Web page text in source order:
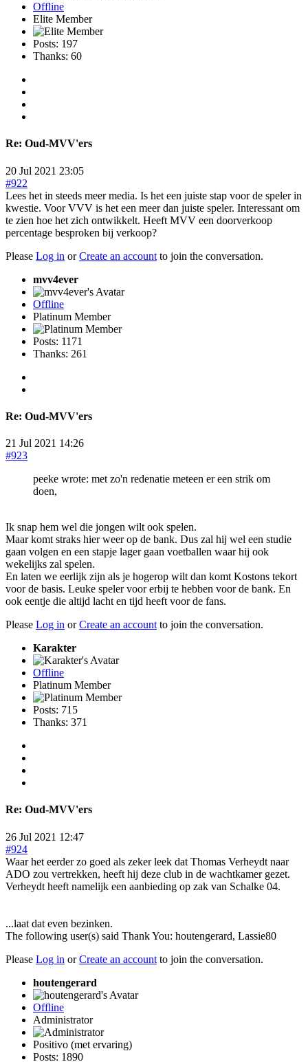
Offline
Elite Member
Posts: 197
Thanks: 60
Re: Oud-MVV'ers
20 Jul 2021 23:05
#922
Lees het in steeds meer media. Is het een juiste stap voor de speler in
kwestie. Voor VVV is het een meer dan juiste speler. Interessant om
te zien hoe het zich ontwikkelt. Heeft MVV een doorverkoop
percentage besproken bij verkoop?
Please Log in orCreate an account to join the conversation.
mvv4ever
Offline
Platinum Member
Posts: 1171
Thanks: 261
Re: Oud-MVV'ers
21 Jul 2021 14:26
#923
peeke wrote: met zo'n redenatie meteen er een strik om
doen,
Ik snap hem wel die jongen wilt ook spelen.
Maar komt straks hier weer op de bank. Dus zal hij wel een studie
gaan volgen en een stapje lager gaan voetballen waar hij ook
wekelijks zal spelen.
En laten we eerlijk zijn als je hogerop wilt dan komt Kostons tekort
voor de basis. Leuke speler voor erbij te hebben voor de bank. En
ook eentje die altijd lacht en tijd heeft voor de fans.
Please Log in orCreate an account to join the conversation.
Karakter
Offline
Platinum Member
Posts: 715
Thanks: 371
Re: Oud-MVV'ers
26 Jul 2021 12:47
#924
Waar het eerder zo goed als zeker leek dat Thomas Verheydt naar
ADO zou vertrekken, heeft hij deze club in de wachtkamer gezet.
Verheydt heeft namelijk een aanbieding op zak van Schalke 04.
...laat dat even bezinken.
The following user(s) said Thank You: houtengerard, Lassie80
Please Log in orCreate an account to join the conversation.
houtengerard
Offline
Administrator
Positivo (met ervaring)
Posts: 1890